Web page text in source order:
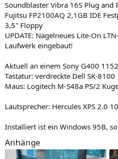
Soundblaster Vibra 16S Plug and
Fujitsu FP2100AQ 2,1GB IDE
3,5" Floppy
UPDATE: Nagelneues Lite-On
Laufwerk eingebaut!
Aktuell an einem Sony G400
Tastatur: verdreckte Dell SK-8100
Maus: Logitech M-S48a PS/2
Lautsprecher: Hercules XPS 2.0 10
Installiert ist ein Windows 95B,
Anhänge